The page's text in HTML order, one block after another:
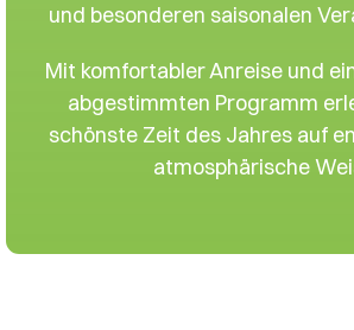
und besonderen saisonalen
Mit komfortabler Anreise und
abgestimmten Programm
schönste Zeit des Jahres auf
atmosphärische